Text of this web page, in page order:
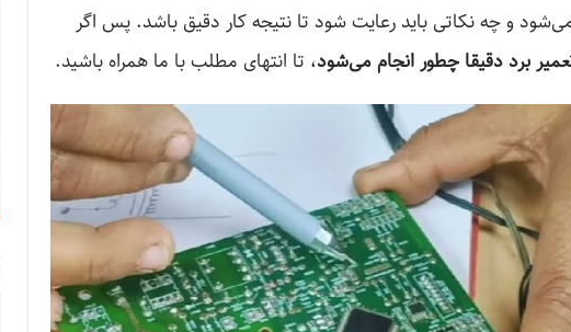
می‌شود و چه نکاتی باید رعایت شود تا نتیجه کار دقیق باشد. پس اگر
برد دقیقا چطور انجام می‌شود، تا انتهای مطلب با ما همراه باشید.